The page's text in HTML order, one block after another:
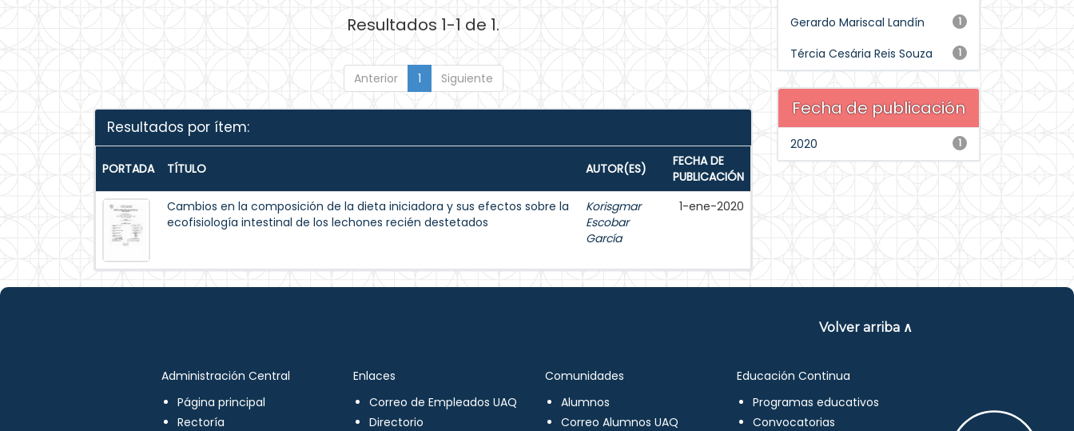
Resultados 1-1 de 1.
Anterior 1 Siguiente
Resultados por ítem:
PORTADA TÍTULO AUTOR(ES)
FECHA DE
PUBLICACIÓN
Cambios en la composición de la dieta iniciadora y sus efectos sobre la
ecofisiología intestinal de los lechones recién destetados
Korisgmar
Escobar
García
1-ene-2020
1
Gerardo Mariscal Landín
1
Tércia Cesária Reis Souza
Fecha de publicación
1
2020
Volver arriba ∧
Administración Central
Página principal
Rectoría
Enlaces
Correo de Empleados UAQ
Directorio
Comunidades
Alumnos
Correo Alumnos UAQ
Educación Continua
Programas educativos
Convocatorias